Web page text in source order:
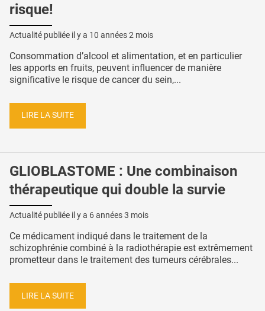
risque!
Actualité publiée il y a 10 années 2 mois
Consommation d’alcool et alimentation, et en particulier
les apports en fruits, peuvent influencer de manière
significative le risque de cancer du sein,...
LIRE LA SUITE
GLIOBLASTOME : Une combinaison
thérapeutique qui double la survie
Actualité publiée il y a 6 années 3 mois
Ce médicament indiqué dans le traitement de la
schizophrénie combiné à la radiothérapie est extrêmement
prometteur dans le traitement des tumeurs cérébrales...
LIRE LA SUITE